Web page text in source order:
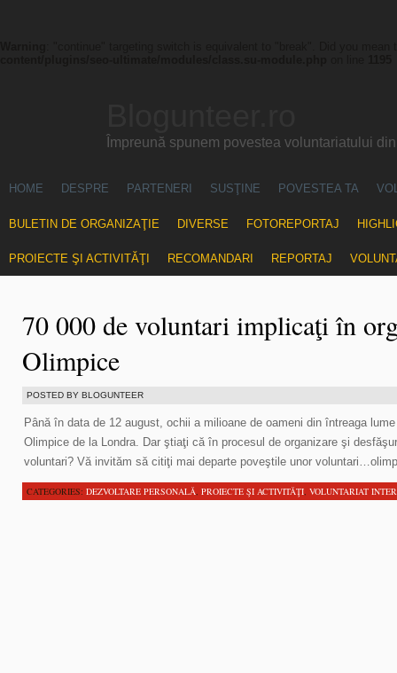
Împreună spunem povestea voluntariatului
HOME DESPRE PARTENERI SUSŢINE POVESTEA TA
BULETIN DE ORGANIZAŢIE DIVERSE FOTOREPORTAJ
PROIECTE ŞI ACTIVITĂŢI RECOMANDARI REPORTAJ
70 000 de voluntari implicaţi în
Olimpice
POSTED BY BLOGUNTEER
Până în data de 12 august, ochii a milioane de oameni din întreaga
Olimpice de la Londra. Dar ştiaţi că în procesul de organizare şi
voluntari? Vă invităm să citiţi mai departe poveştile unor
CATEGORIES: DEZVOLTARE PERSONALĂ, PROIECTE ŞI ACTIVITĂŢI, VOLUNTARIAT